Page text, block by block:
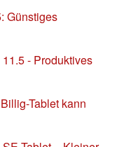
Günstiges
- Produktives
Tablet kann